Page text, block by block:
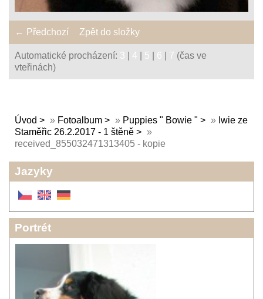
← Předchozí Zpět do složky
Automatické procházení: 3 4 5 6 7 (čas ve
vteřinách)
Úvod » Fotoalbum » Puppies " Bowie " » Iwie ze
Staměřic 26.2.2017 - 1 štěně
»
received_855032471313405 - kopie
Jazyky
Portrét